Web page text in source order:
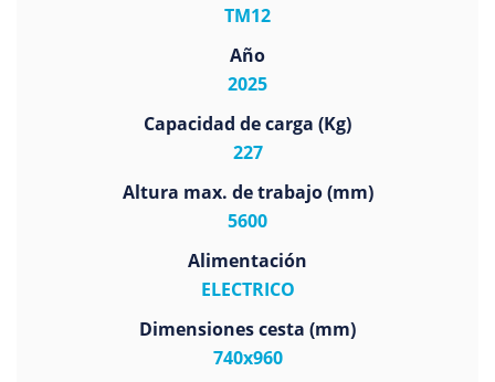
TM12
Año
2025
Capacidad de carga (Kg)
227
Altura max. de trabajo (mm)
5600
Alimentación
ELECTRICO
Dimensiones cesta (mm)
740x960